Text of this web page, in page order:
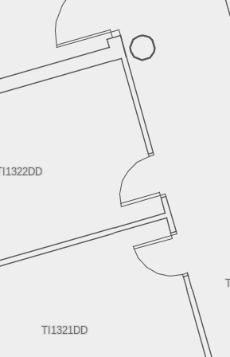
TI1321DD